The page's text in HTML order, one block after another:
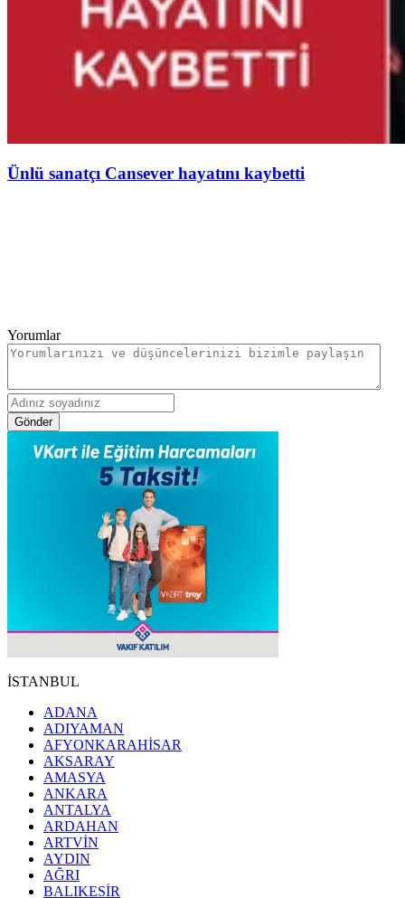
Ünlü sanatçı Cansever hayatını kaybetti
Yorumlar
Gönder
İSTANBUL
ADANA
ADIYAMAN
AFYONKARAHİSAR
AKSARAY
AMASYA
ANKARA
ANTALYA
ARDAHAN
ARTVİN
AYDIN
AĞRI
BALIKESİR